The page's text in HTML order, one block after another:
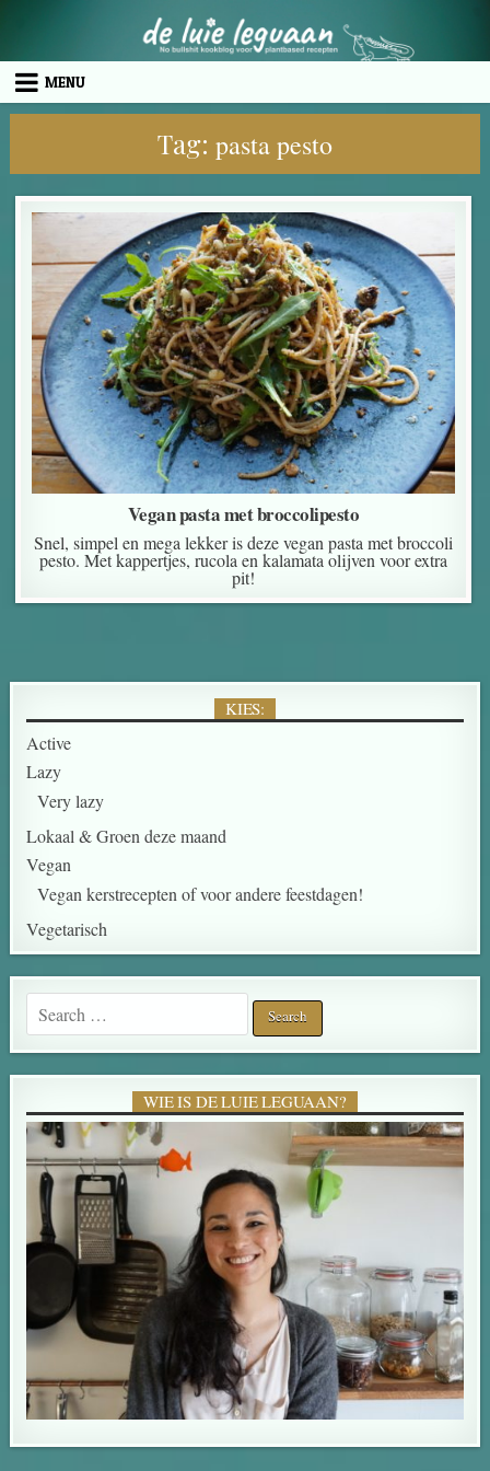
MENU
Tag: pasta pesto
Vegan pasta met broccolipesto
Snel, simpel en mega lekker is deze vegan pasta met broccoli
pesto. Met kappertjes, rucola en kalamata olijven voor extra
pit!
KIES:
Active
Lazy
Very lazy
Lokaal & Groen deze maand
Vegan
Vegan kerstrecepten of voor andere feestdagen!
Vegetarisch
Search for:
WIE IS DE LUIE LEGUAAN?